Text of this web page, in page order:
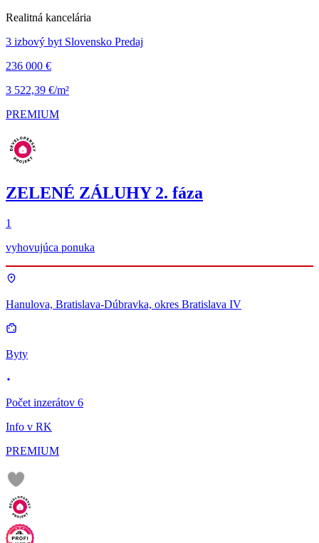
Realitná kancelária
3 izbový byt Slovensko Predaj
236 000 €
3 522,39 €/m²
PREMIUM
ZELENÉ ZÁLUHY 2. fáza
1
vyhovujúca ponuka
Hanulova, Bratislava-Dúbravka, okres Bratislava IV
Byty
Počet inzerátov 6
Info v RK
PREMIUM